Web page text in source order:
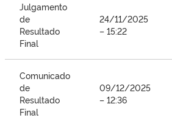
Julgamento
de
Resultado
Final
24/11/2025
– 15:22
Comunicado
de
Resultado
Final
09/12/2025
– 12:36